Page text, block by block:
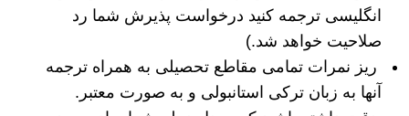
انگلیسی ترجمه کنید درخواست پذیرش شما رد
صلاحیت خواهد شد.)
ریز نمرات تمامی مقاطع تحصیلی به همراه ترجمه
آنها به زبان ترکی استانبولی و به صورت معتبر.